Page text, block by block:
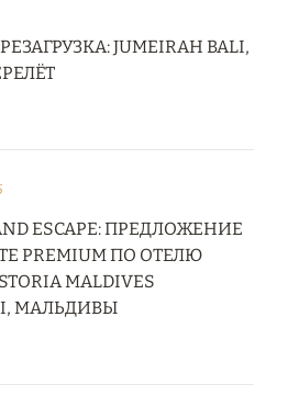
JUMEIRAH BALI,
ESCAPE: ПРЕДЛОЖЕНИЕ
PREMIUM ПО ОТЕЛЮ
MALDIVES
МАЛЬДИВЫ